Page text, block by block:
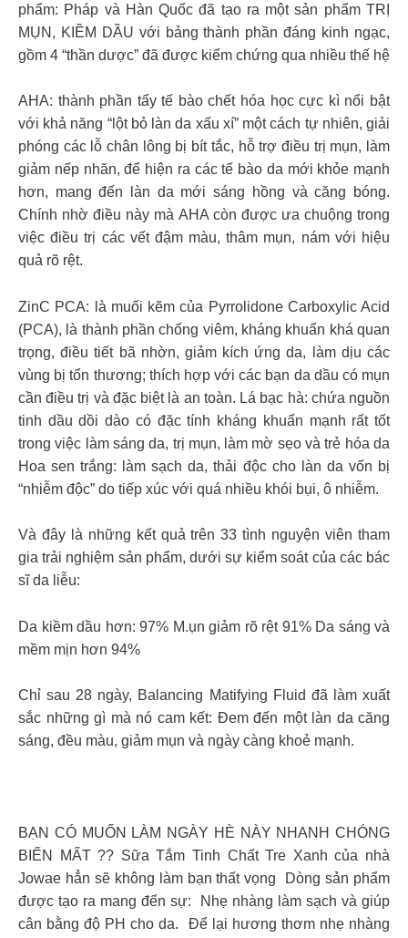
phẩm: Pháp và Hàn Quốc đã tạo ra một sản phẩm TRỊ
MỤN, KIỀM DẦU với bảng thành phần đáng kinh ngạc,
gồm 4 “thần dược” đã được kiểm chứng qua nhiều thế hệ
AHA: thành phần tẩy tế bào chết hóa học cực kì nổi bật
với khả năng “lột bỏ làn da xấu xí” một cách tự nhiên, giải
phóng các lỗ chân lông bị bít tắc, hỗ trợ điều trị mụn, làm
giảm nếp nhăn, để hiện ra các tế bào da mới khỏe mạnh
hơn, mang đến làn da mới sáng hồng và căng bóng.
Chính nhờ điều này mà AHA còn được ưa chuộng trong
việc điều trị các vết đậm màu, thâm mụn, nám với hiệu
quả rõ rệt.
ZinC PCA: là muối kẽm của Pyrrolidone Carboxylic Acid
(PCA), là thành phần chống viêm, kháng khuẩn khá quan
trọng, điều tiết bã nhờn, giảm kích ứng da, làm dịu các
vùng bị tổn thương; thích hợp với các bạn da dầu có mụn
cần điều trị và đặc biệt là an toàn. Lá bạc hà: chứa nguồn
tinh dầu dồi dào có đặc tính kháng khuẩn mạnh rất tốt
trong việc làm sáng da, trị mụn, làm mờ sẹo và trẻ hóa da
Hoa sen trắng: làm sạch da, thải độc cho làn da vốn bị
“nhiễm độc” do tiếp xúc với quá nhiều khói bụi, ô nhiễm.
Và đây là những kết quả trên 33 tình nguyện viên tham
gia trải nghiệm sản phẩm, dưới sự kiểm soát của các bác
sĩ da liễu:
Da kiềm dầu hơn: 97% M.ụn giảm rõ rệt 91% Da sáng và
mềm mịn hơn 94%
Chỉ sau 28 ngày, Balancing Matifying Fluid đã làm xuất
sắc những gì mà nó cam kết: Đem đến một làn da căng
sáng, đều màu, giảm mụn và ngày càng khoẻ mạnh.
BẠN CÓ MUỐN LÀM NGÀY HÈ NÀY NHANH CHÓNG
BIẾN MẤT ?? Sữa Tắm Tinh Chất Tre Xanh của nhà
Jowae hẳn sẽ không làm bạn thất vọng ️ Dòng sản phẩm
được tạo ra mang đến sự: ️ Nhẹ nhàng làm sạch và giúp
cân bằng độ PH cho da. ️ Để lại hương thơm nhẹ nhàng